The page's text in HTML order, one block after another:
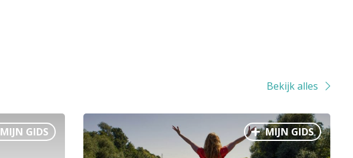
Bekijk alles
MIJN GIDS MIJN GIDS